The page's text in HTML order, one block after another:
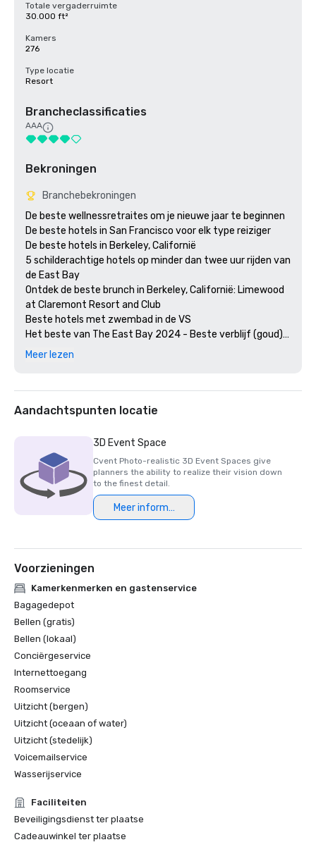
Totale vergaderruimte
30.000 ft²
Kamers
276
Type locatie
Resort
Brancheclassificaties
AAA
Bekroningen
Branchebekroningen
De beste wellnessretraites om je nieuwe jaar te beginnen
De beste hotels in San Francisco voor elk type reiziger
De beste hotels in Berkeley, Californië
5 schilderachtige hotels op minder dan twee uur rijden van
de East Bay
Ontdek de beste brunch in Berkeley, Californië: Limewood
at Claremont Resort and Club
Beste hotels met zwembad in de VS
Het beste van The East Bay 2024 - Beste verblijf (goud)
Het beste van de East Bay 2024 - Beste locatie voor
(Limewood Silver)
Door gasten bekroonde restaurants: Limewood Bar &
Diners' Choice 2024 Claremont Lobbybar
De 20 beste hotels in College Town
15 beste spa's in de Greater Bay Area
2e beste hotel in Noord-Californië
23e beste hotel ter wereld
De beste hotels in Berkeley, Californië
Meer lezen
Aandachtspunten locatie
3D Event Space
Cvent Photo-realistic 3D Event Spaces give
planners the ability to realize their vision down
to the finest detail.
Meer informatie
Voorzieningen
Kamerkenmerken en gastenservice
Bagagedepot
Bellen (gratis)
Bellen (lokaal)
Conciërgeservice
Internettoegang
Roomservice
Uitzicht (bergen)
Uitzicht (oceaan of water)
Uitzicht (stedelijk)
Voicemailservice
Wasserijservice
Faciliteiten
Beveiligingsdienst ter plaatse
Cadeauwinkel ter plaatse